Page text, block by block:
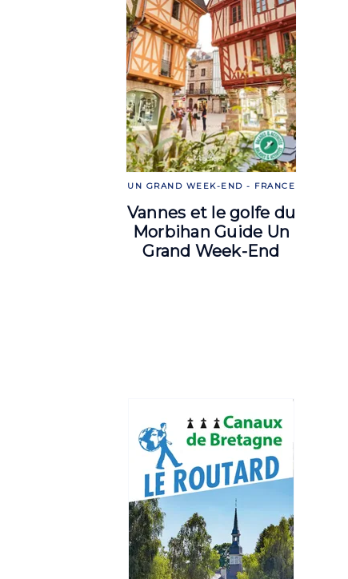
UN GRAND WEEK-END - FRANCE
Vannes et le golfe du
Morbihan Guide Un
Grand Week-End